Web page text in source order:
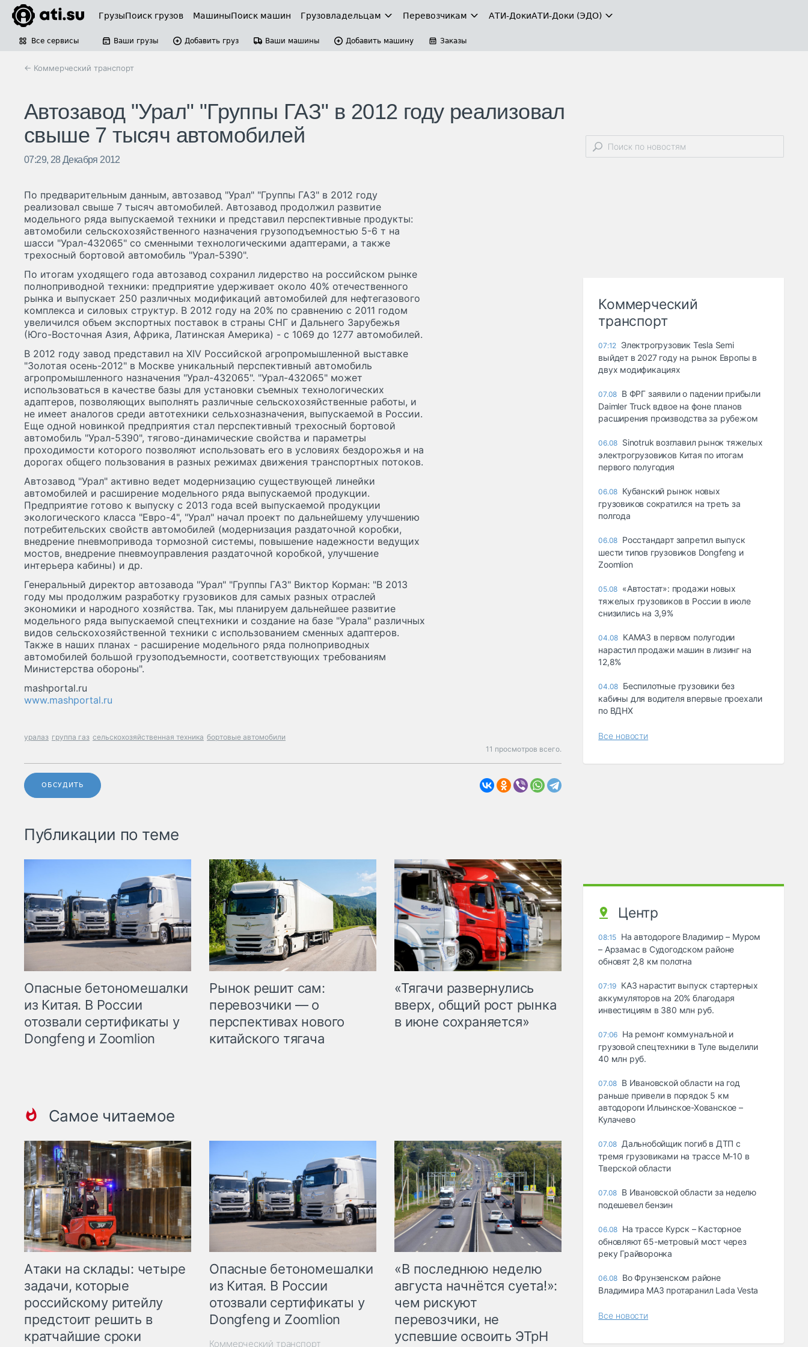
ГрузыПоиск грузов МашиныПоиск машин Грузовладельцам Перевозчикам АТИ-ДокиАТИ-Доки (ЭДО)
Все сервисы Ваши грузы Добавить груз Ваши машины Добавить машину Заказы
← Коммерческий транспорт
Автозавод "Урал" "Группы ГАЗ" в 2012 году реализовал
свыше 7 тысяч автомобилей
07:29, 28 Декабря 2012
По предварительным данным, автозавод "Урал" "Группы ГАЗ" в 2012 году
реализовал свыше 7 тысяч автомобилей. Автозавод продолжил развитие
модельного ряда выпускаемой техники и представил перспективные продукты:
автомобили сельскохозяйственного назначения грузоподъемностью 5-6 т на
шасси "Урал-432065" со сменными технологическими адаптерами, а также
трехосный бортовой автомобиль "Урал-5390".
По итогам уходящего года автозавод сохранил лидерство на российском рынке
полноприводной техники: предприятие удерживает около 40% отечественного
рынка и выпускает 250 различных модификаций автомобилей для нефтегазового
комплекса и силовых структур. В 2012 году на 20% по сравнению с 2011 годом
увеличился объем экспортных поставок в страны СНГ и Дальнего Зарубежья
(Юго-Восточная Азия, Африка, Латинская Америка) - с 1069 до 1277 автомобилей.
В 2012 году завод представил на XIV Российской агропромышленной выставке
"Золотая осень-2012" в Москве уникальный перспективный автомобиль
агропромышленного назначения "Урал-432065". "Урал-432065" может
использоваться в качестве базы для установки съемных технологических
адаптеров, позволяющих выполнять различные сельскохозяйственные работы, и
не имеет аналогов среди автотехники сельхозназначения, выпускаемой в России.
Еще одной новинкой предприятия стал перспективный трехосный бортовой
автомобиль "Урал-5390", тягово-динамические свойства и параметры
проходимости которого позволяют использовать его в условиях бездорожья и на
дорогах общего пользования в разных режимах движения транспортных потоков.
Автозавод "Урал" активно ведет модернизацию существующей линейки
автомобилей и расширение модельного ряда выпускаемой продукции.
Предприятие готово к выпуску с 2013 года всей выпускаемой продукции
экологического класса "Евро-4", "Урал" начал проект по дальнейшему улучшению
потребительских свойств автомобилей (модернизация раздаточной коробки,
внедрение пневмопривода тормозной системы, повышение надежности ведущих
мостов, внедрение пневмоуправления раздаточной коробкой, улучшение
интерьера кабины) и др.
Генеральный директор автозавода "Урал" "Группы ГАЗ" Виктор Корман: "В 2013
году мы продолжим разработку грузовиков для самых разных отраслей
экономики и народного хозяйства. Так, мы планируем дальнейшее развитие
модельного ряда выпускаемой спецтехники и создание на базе "Урала" различных
видов сельскохозяйственной техники с использованием сменных адаптеров.
Также в наших планах - расширение модельного ряда полноприводных
автомобилей большой грузоподъемности, соответствующих требованиям
Министерства обороны".
mashportal.ru
www.mashportal.ru
уралаз группа газ сельскохозяйственная техника бортовые автомобили
11 просмотров всего.
ОБСУДИТЬ
Публикации по теме
Опасные бетономешалки
из Китая. В России
отозвали сертификаты у
Dongfeng и Zoomlion
Рынок решит сам:
перевозчики — о
перспективах нового
китайского тягача
«Тягачи развернулись
вверх, общий рост рынка
в июне сохраняется»
Самое читаемое
Атаки на склады: четыре
задачи, которые
российскому ритейлу
предстоит решить в
кратчайшие сроки
Опасные бетономешалки
из Китая. В России
отозвали сертификаты у
Dongfeng и Zoomlion
Коммерческий транспорт
«В последнюю неделю
августа начнётся суета!»:
чем рискуют
перевозчики, не
успевшие освоить ЭТрН
Коммерческий
транспорт
07:12 Электрогрузовик Tesla Semi
выйдет в 2027 году на рынок Европы в
двух модификациях
07.08 В ФРГ заявили о падении прибыли
Daimler Truck вдвое на фоне планов
расширения производства за рубежом
06.08 Sinotruk возглавил рынок тяжелых
электрогрузовиков Китая по итогам
первого полугодия
06.08 Кубанский рынок новых
грузовиков сократился на треть за
полгода
06.08 Росстандарт запретил выпуск
шести типов грузовиков Dongfeng и
Zoomlion
05.08 «Автостат»: продажи новых
тяжелых грузовиков в России в июле
снизились на 3,9%
04.08 КАМАЗ в первом полугодии
нарастил продажи машин в лизинг на
12,8%
04.08 Беспилотные грузовики без
кабины для водителя впервые проехали
по ВДНХ
Все новости
Центр
08:15 На автодороге Владимир – Муром
– Арзамас в Судогодском районе
обновят 2,8 км полотна
07:19 КАЗ нарастит выпуск стартерных
аккумуляторов на 20% благодаря
инвестициям в 380 млн руб.
07:06 На ремонт коммунальной и
грузовой спецтехники в Туле выделили
40 млн руб.
07.08 В Ивановской области на год
раньше привели в порядок 5 км
автодороги Ильинское-Хованское –
Кулачево
07.08 Дальнобойщик погиб в ДТП с
тремя грузовиками на трассе М-10 в
Тверской области
07.08 В Ивановской области за неделю
подешевел бензин
06.08 На трассе Курск – Касторное
обновляют 65-метровый мост через
реку Грайворонка
06.08 Во Фрунзенском районе
Владимира МАЗ протаранил Lada Vesta
Все новости